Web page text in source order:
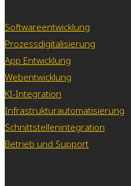
Softwareentwicklung
Prozessdigitalisierung
App Entwicklung
Webentwicklung
KI-Integration
Infrastrukturautomatisierung
Schnittstellenintegration
Betrieb und Support